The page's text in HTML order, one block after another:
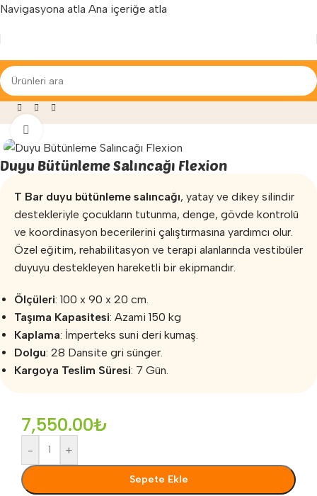
Navigasyona atla Ana içeriğe atla
»Duyu Bütünleme
Duyu Bütünleme Salıncağı Flexion
T Bar duyu bütünleme salıncağı, yatay ve dikey silindir
destekleriyle çocukların tutunma, denge, gövde kontrolü
ve koordinasyon becerilerini çalıştırmasına yardımcı olur.
Özel eğitim, rehabilitasyon ve terapi alanlarında vestibüler
duyuyu destekleyen hareketli bir ekipmandır.
Ölçüleri: 100 x 90 x 20 cm.
Taşıma Kapasitesi: Azami 150 kg
Kaplama: İmperteks suni deri kumaş.
Dolgu: 28 Dansite gri sünger.
Kargoya Teslim Süresi: 7 Gün.
7,550.00₺
- +
Sepete Ekle